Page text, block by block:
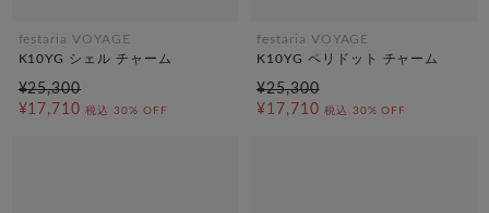
festaria VOYAGE
K10YG シェル チャーム
¥25,300
¥17,710 税込 30% OFF
festaria VOYAGE
K10YG ペリドット チャーム
¥25,300
¥17,710 税込 30% OFF